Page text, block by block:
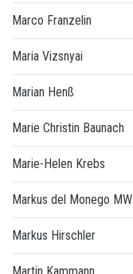
Marco Franzelin
Maria Vizsnyai
Marian Henß
Marie Christin Baunach
Marie-Helen Krebs
Markus del Monego MW
Markus Hirschler
Martin Kammann